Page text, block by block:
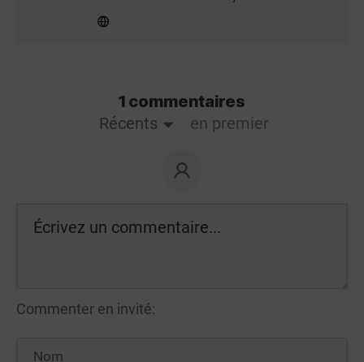
1 commentaires
Récents
en premier
Commenter en invité: